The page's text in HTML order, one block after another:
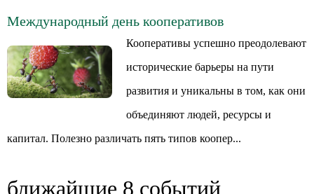
Международный день кооперативов
Кооперативы успешно преодолевают
исторические барьеры на пути
развития и уникальны в том, как они
объединяют людей, ресурсы и
капитал. Полезно различать пять типов коопер...
ближайшие 8 событий